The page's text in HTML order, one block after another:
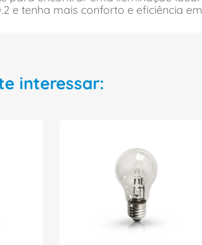
e tenha mais conforto e eficiência
interessar: